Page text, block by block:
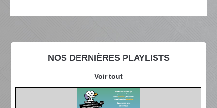
NOS DERNIÈRES PLAYLISTS
Voir tout